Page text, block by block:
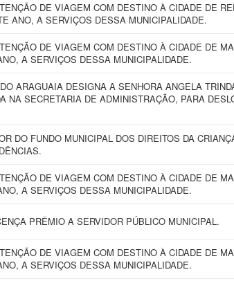
DE VIAGEM COM DESTINO À CIDADE DE
ANO, A SERVIÇOS DESSA MUNICIPALIDADE.
DE VIAGEM COM DESTINO À CIDADE DE
A SERVIÇOS DESSA MUNICIPALIDADE.
ARAGUAIA DESIGNA A SENHORA ANGELA
NA SECRETARIA DE ADMINISTRAÇÃO, PARA
DO FUNDO MUNICIPAL DOS DIREITOS DA
DE VIAGEM COM DESTINO À CIDADE DE
A SERVIÇOS DESSA MUNICIPALIDADE.
PRÊMIO A SERVIDOR PÚBLICO MUNICIPAL.
DE VIAGEM COM DESTINO À CIDADE DE
A SERVIÇOS DESSA MUNICIPALIDADE.